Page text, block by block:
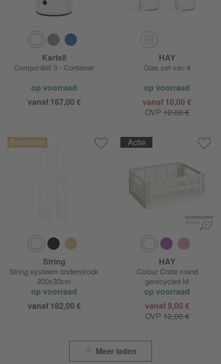
Kartell
Componibili 3 - Container
op voorraad
vanaf 167,00 €
HAY
Glas set van 4
op voorraad
vanaf 10,00 €
OVP12,00 €
String
String systeem onderstrook
200x30cm
op voorraad
vanaf 182,00 €
Actie
HAY
Colour Crate mand
gerecycled M
op voorraad
vanaf 9,00 €
OVP12,00 €
Meer laden